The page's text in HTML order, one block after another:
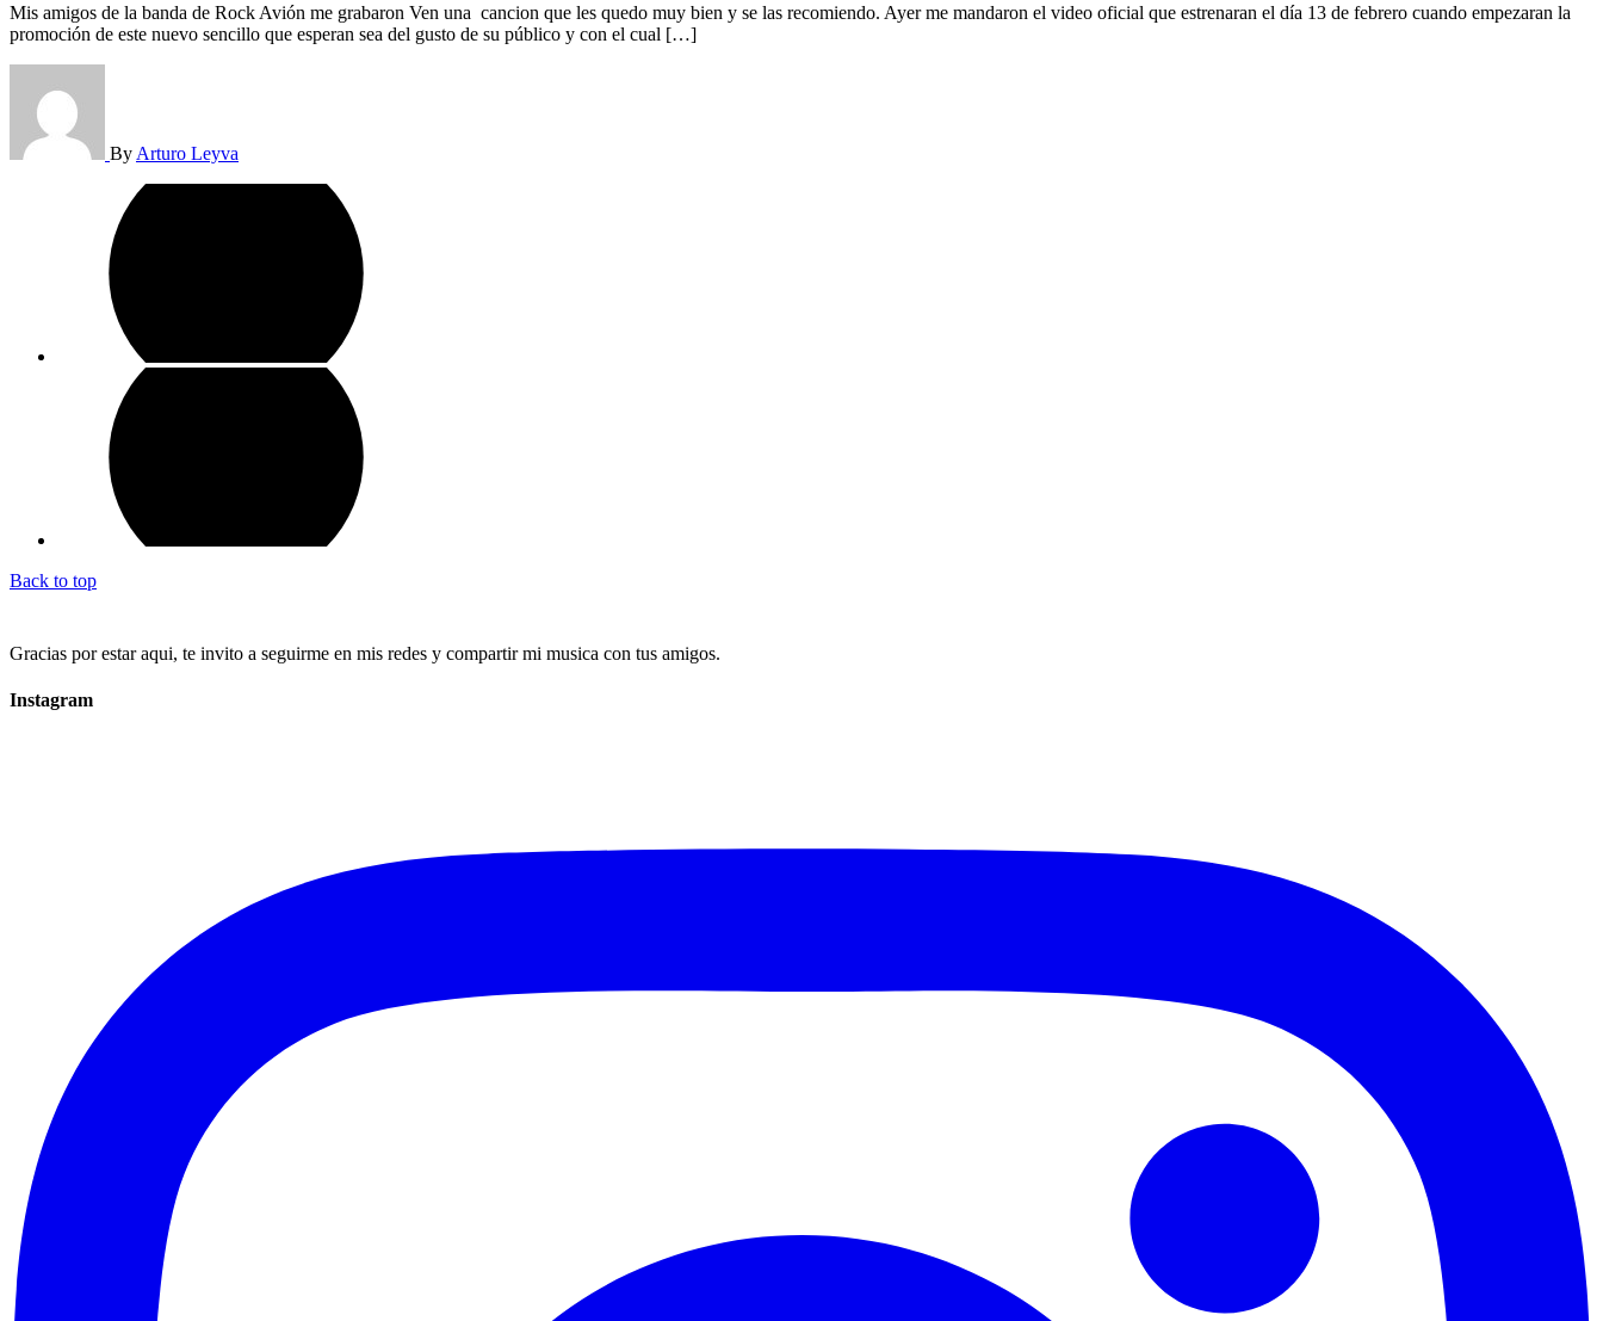
Mis amigos de la banda de Rock Avión me grabaron Ven una cancion que les quedo muy bien y se las recomiendo. Ayer me mandaron el video oficial que estrenaran el día 13 de febrero cuando empezaran la
promoción de este nuevo sencillo que esperan sea del gusto de su público y con el cual […]
By Arturo Leyva
Back to top
Gracias por estar aqui, te invito a seguirme en mis redes y compartir mi musica con tus amigos.
Instagram